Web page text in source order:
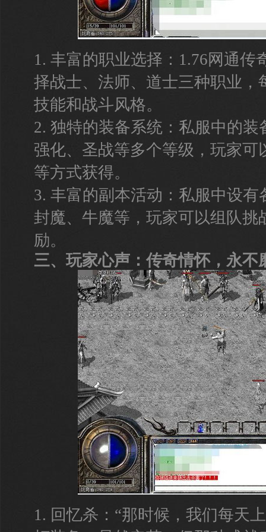
1. 丰富的职业选择：1.76网通传
择战士、法师、道士三种职业，
技能和战斗风格。
2. 独特的装备系统：私服中的
强化、圣战等多个等级，玩家可
等方式获得。
3. 丰富的副本活动：私服中设
封魔、牛魔等，玩家可以组队挑
励。
三、玩家心声：传奇情怀，永不
1. 回忆杀：“那时候，我们每天